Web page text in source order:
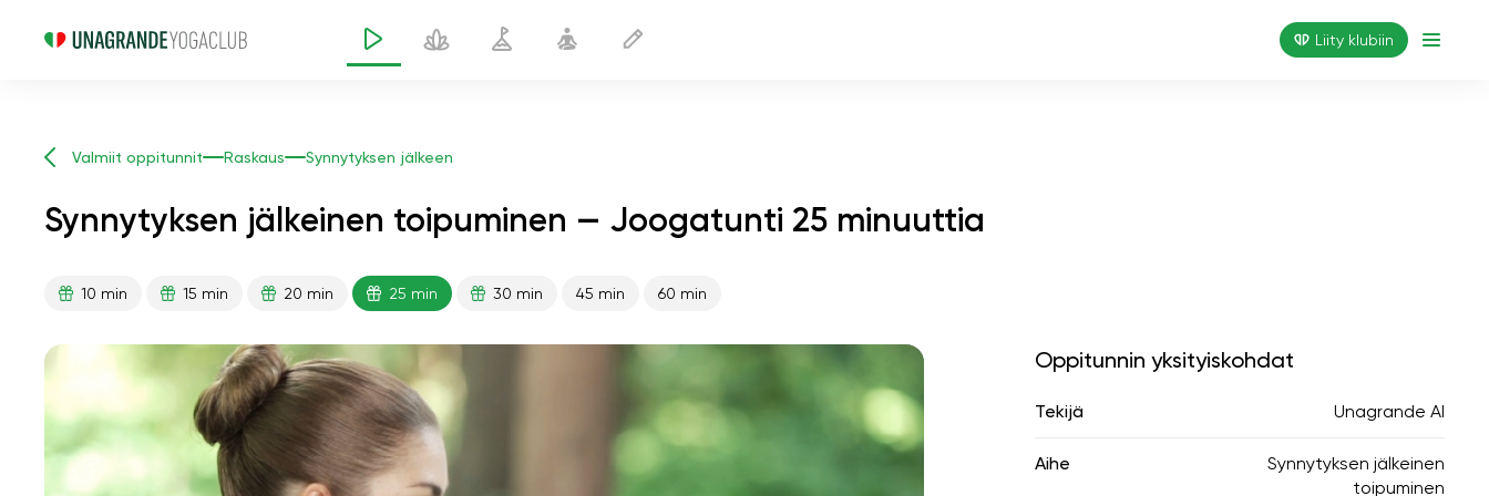
Liity klubiin
Valmiit oppitunnit Raskaus Synnytyksen jälkeen
Synnytyksen jälkeinen toipuminen — Joogatunti 25 minuuttia
10 min 15 min 20 min 25 min 30 min 45 min 60 min
01:44
Oppitunnin yksityiskohdat
Tekijä Unagrande AI
Aihe
Synnytyksen jälkeinen
toipuminen